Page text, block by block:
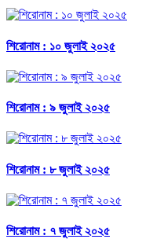
শিরোনাম : ১০ জুলাই ২০২৫
শিরোনাম : ৯ জুলাই ২০২৫
শিরোনাম : ৮ জুলাই ২০২৫
শিরোনাম : ৭ জুলাই ২০২৫